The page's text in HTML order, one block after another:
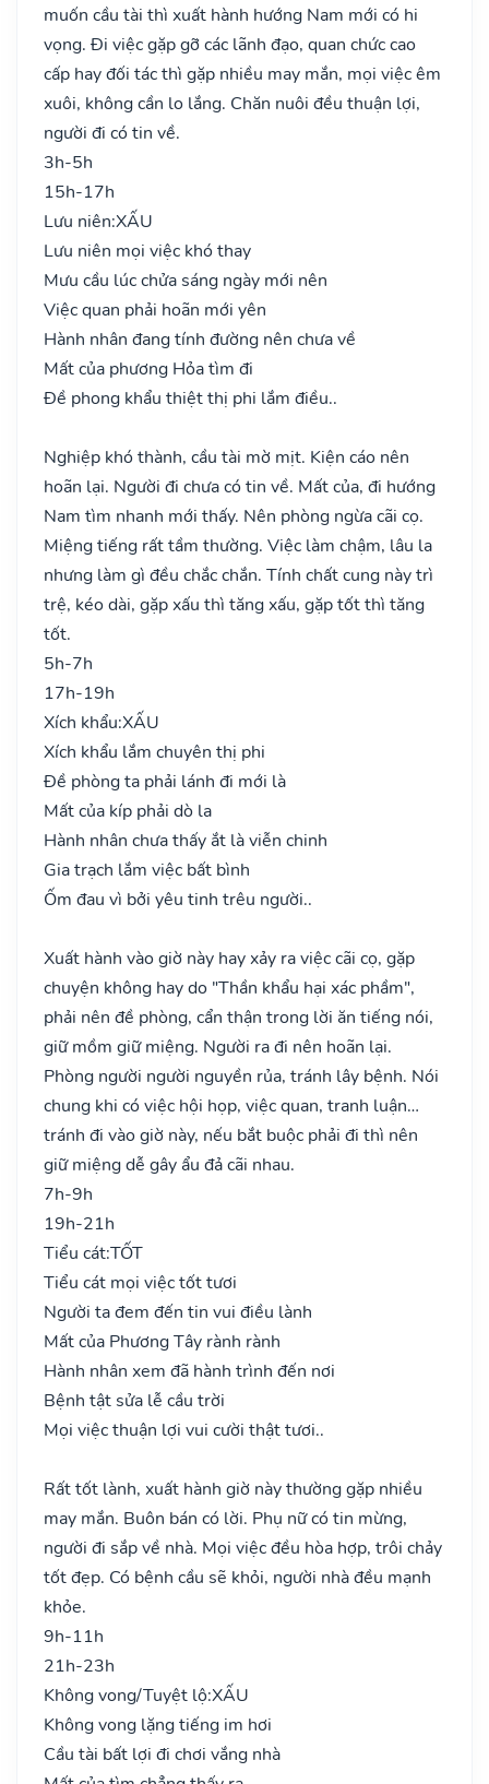
muốn cầu tài thì xuất hành hướng Nam mới có hi
vọng. Đi việc gặp gỡ các lãnh đạo, quan chức cao
cấp hay đối tác thì gặp nhiều may mắn, mọi việc êm
xuôi, không cần lo lắng. Chăn nuôi đều thuận lợi,
người đi có tin về.
3h-5h
15h-17h
Lưu niên:XẤU
Lưu niên mọi việc khó thay
Mưu cầu lúc chửa sáng ngày mới nên
Việc quan phải hoãn mới yên
Hành nhân đang tính đường nên chưa về
Mất của phương Hỏa tìm đi
Đề phong khẩu thiệt thị phi lắm điều..
Nghiệp khó thành, cầu tài mờ mịt. Kiện cáo nên
hoãn lại. Người đi chưa có tin về. Mất của, đi hướng
Nam tìm nhanh mới thấy. Nên phòng ngừa cãi cọ.
Miệng tiếng rất tầm thường. Việc làm chậm, lâu la
nhưng làm gì đều chắc chắn. Tính chất cung này trì
trệ, kéo dài, gặp xấu thì tăng xấu, gặp tốt thì tăng
tốt.
5h-7h
17h-19h
Xích khẩu:XẤU
Xích khẩu lắm chuyên thị phi
Đề phòng ta phải lánh đi mới là
Mất của kíp phải dò la
Hành nhân chưa thấy ắt là viễn chinh
Gia trạch lắm việc bất bình
Ốm đau vì bởi yêu tinh trêu người..
Xuất hành vào giờ này hay xảy ra việc cãi cọ, gặp
chuyện không hay do "Thần khẩu hại xác phầm",
phải nên đề phòng, cẩn thận trong lời ăn tiếng nói,
giữ mồm giữ miệng. Người ra đi nên hoãn lại.
Phòng người người nguyền rủa, tránh lây bệnh. Nói
chung khi có việc hội họp, việc quan, tranh luận…
tránh đi vào giờ này, nếu bắt buộc phải đi thì nên
giữ miệng dễ gây ẩu đả cãi nhau.
7h-9h
19h-21h
Tiểu cát:TỐT
Tiểu cát mọi việc tốt tươi
Người ta đem đến tin vui điều lành
Mất của Phương Tây rành rành
Hành nhân xem đã hành trình đến nơi
Bệnh tật sửa lễ cầu trời
Mọi việc thuận lợi vui cười thật tươi..
Rất tốt lành, xuất hành giờ này thường gặp nhiều
may mắn. Buôn bán có lời. Phụ nữ có tin mừng,
người đi sắp về nhà. Mọi việc đều hòa hợp, trôi chảy
tốt đẹp. Có bệnh cầu sẽ khỏi, người nhà đều mạnh
khỏe.
9h-11h
21h-23h
Không vong/Tuyệt lộ:XẤU
Không vong lặng tiếng im hơi
Cầu tài bất lợi đi chơi vắng nhà